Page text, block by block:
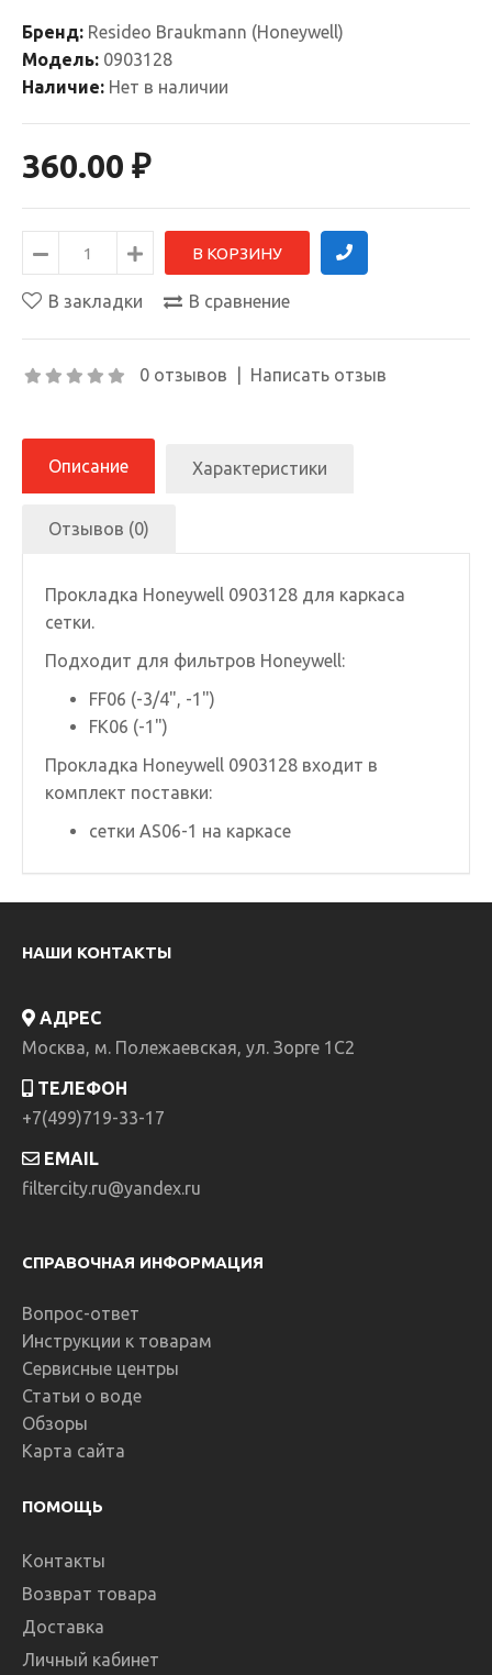
Бренд: Resideo Braukmann (Honeywell)
Модель: 0903128
Наличие: Нет в наличии
360.00 ₽
В закладки В сравнение
0 отзывов Написать отзыв
Описание Характеристики
Отзывов (0)
Прокладка Honeywell 0903128 для каркаса
сетки.
Подходит для фильтров Honeywell:
FF06 (-3/4", -1")
FK06 (-1")
Прокладка Honeywell 0903128 входит в
комплект поставки:
сетки AS06-1 на каркасе
НАШИ КОНТАКТЫ
АДРЕС
Москва, м. Полежаевская, ул. Зорге 1C2
ТЕЛЕФОН
+7(499)719-33-17
EMAIL
filtercity.ru@yandex.ru
СПРАВОЧНАЯ ИНФОРМАЦИЯ
Вопрос-ответ
Инструкции к товарам
Сервисные центры
Статьи о воде
Обзоры
Карта сайта
ПОМОЩЬ
Контакты
Возврат товара
Доставка
Личный кабинет